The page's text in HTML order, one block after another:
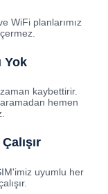
WiFi planlarımız
Yok
kaybettirir.
hemen
uyumlu her